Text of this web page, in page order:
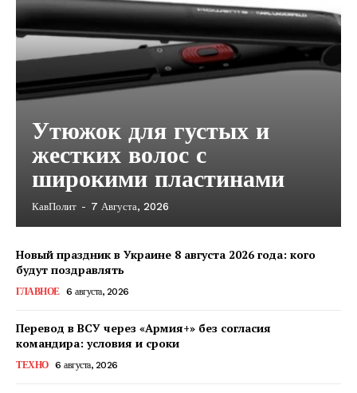
Утюжок для густых и
жестких волос с
широкими пластинами
КавПолит - 7 Августа, 2026
Новый праздник в Украине 8 августа 2026 года: кого
будут поздравлять
ГЛАВНОЕ 6 августа, 2026
Перевод в ВСУ через «Армия+» без согласия
командира: условия и сроки
ТЕХНО 6 августа, 2026